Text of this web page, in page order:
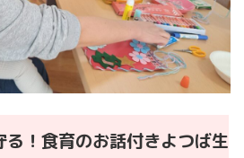
！食育のお話付きよつば生